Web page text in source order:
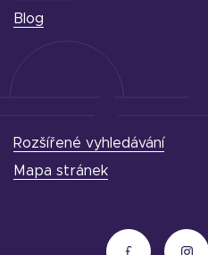
Blog
Rozšířené vyhledávání
Mapa stránek